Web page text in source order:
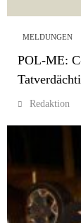
MELDUNGEN
POL-ME:
Redaktion